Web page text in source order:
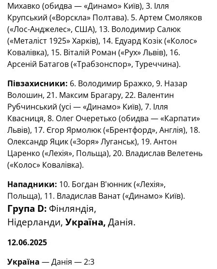
Михавко (обидва — «Динамо» Київ), 3. Ілля
Крупський («Ворскла» Полтава). 5. Артем Смоляков
(«Лос-Анджелес», США), 13. Володимир Салюк
(«Металіст 1925» Харків), 14. Едуард Козік («Колос»
Ковалівка), 15. Віталій Роман («Рух» Львів), 16.
Арсеній Батагов («Трабзонспор», Туреччина).
Півзахисники: 6. Володимир Бражко, 9. Назар
Волошин, 21. Максим Брагару, 22. Валентин
Рубчинський (усі — «Динамо» Київ), 7. Ілля
Квасниця, 8. Олег Очеретько (обидва — «Карпати»
Львів), 17. Єгор Ярмолюк («Брентфорд», Англія), 18.
Олександр Яцик («Зоря» Луганськ), 19. Антон
Царенко («Лехія», Польща), 20. Владислав Велетень
(«Колос» Ковалівка).
Нападники: 10. Богдан В'юнник («Лехія»,
Польща), 11. Владислав Ванат («Динамо» Київ).
Група D: Фінляндія,
Нідерланди, Україна, Данія.
12.06.2025
Україна — Данія — 2:3